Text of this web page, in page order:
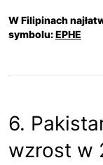
W Filipinach
symbolu:EPHE
6.
wzrost w